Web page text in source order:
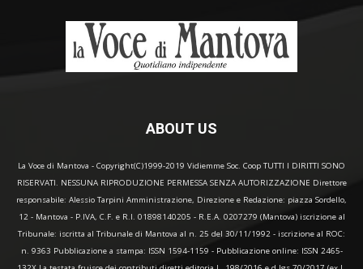
ABOUT US
La Voce di Mantova - Copyright(C)1999-2019 Vidiemme Soc. Coop TUTTI I DIRITTI SONO
RISERVATI. NESSUNA RIPRODUZIONE PERMESSA SENZA AUTORIZZAZIONE Direttore
responsabile: Alessio Tarpini Amministrazione, Direzione e Redazione: piazza Sordello,
12 - Mantova - P.IVA, C.F. e R.I. 01898140205 - R.E.A. 0207279 (Mantova) iscrizione al
Tribunale: iscritta al Tribunale di Mantova al n. 25 del 30/11/1992 - iscrizione al ROC:
n. 9363 Pubblicazione a stampa: ISSN 1594-1159 - Pubblicazione online: ISSN 2465-